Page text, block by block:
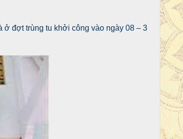
ở đợt trùng tu khởi công vào ngày 08 – 3